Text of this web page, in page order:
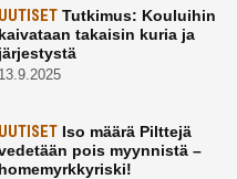
UUTISETTutkimus: Kouluihin
kaivataan takaisin kuria ja
järjestystä
13.9.2025
UUTISETIso määrä Pilttejä
pois myynnistä –
homemyrkkyriski!